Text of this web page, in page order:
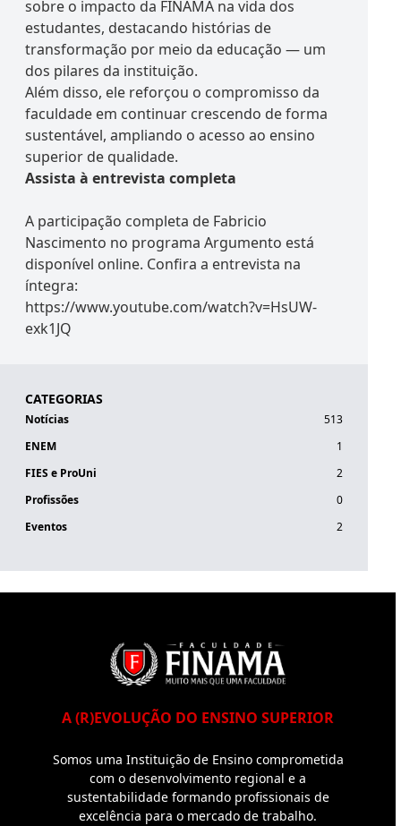
sobre o impacto da FINAMA na vida dos
estudantes, destacando histórias de
transformação por meio da educação — um
dos pilares da instituição.
Além disso, ele reforçou o compromisso da
faculdade em continuar crescendo de forma
sustentável, ampliando o acesso ao ensino
superior de qualidade.
Assista à entrevista completa
A participação completa de Fabricio
Nascimento no programa Argumento está
disponível online. Confira a entrevista na
íntegra:
https://www.youtube.com/watch?v=HsUW-
exk1JQ
CATEGORIAS
Notícias
513
ENEM
1
FIES e ProUni
2
Profissões
0
Eventos
2
A (R)EVOLUÇÃO DO ENSINO SUPERIOR
Somos uma Instituição de Ensino comprometida
com o desenvolvimento regional e a
sustentabilidade formando profissionais de
excelência para o mercado de trabalho.